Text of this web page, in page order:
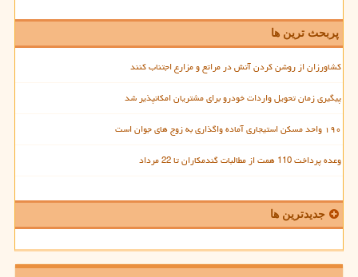
پربحث ترین ها
کشاورزان از روشن کردن آتش در مراتع و مزارع اجتناب کنند
پیگیری زمان تحویل واردات خودرو برای مشتریان امکانپذیر شد
۱۹۰ واحد مسکن استیجاری آماده واگذاری به زوج های جوان است
وعده پرداخت 110 همت از مطالبات گندمکاران تا 22 مرداد
جدیدترین ها